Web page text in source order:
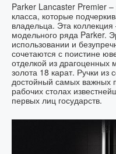
Parker Lancaster Premier
класса, которые
владельца. Эта
модельного ряда Parker.
использовании и
сочетаются с поистине
отделкой из драгоценных
золота 18 карат. Ручки из
достойный самых важных
рабочих столах
первых лиц государств.